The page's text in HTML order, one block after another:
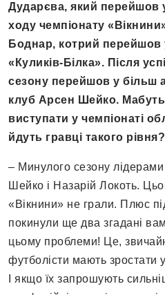
Дударєва, який перейшов
ходу чемпіонату
Боднар, котрий перейшов
«Куликів-Білка». Після
сезону перейшов у більш
клуб Арсен Шейко.
виступати у чемпіонаті
йдуть гравці такого рівня?
– Минулого сезону
Шейко і Назарій Локоть.
«Вікнини» не грали. Плюс
покинули ще два згадані
цьому проблеми! Це,
футболісти мають зростати
І якщо їх запрошують